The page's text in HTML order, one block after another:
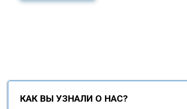
КАК ВЫ УЗНАЛИ О НАС?